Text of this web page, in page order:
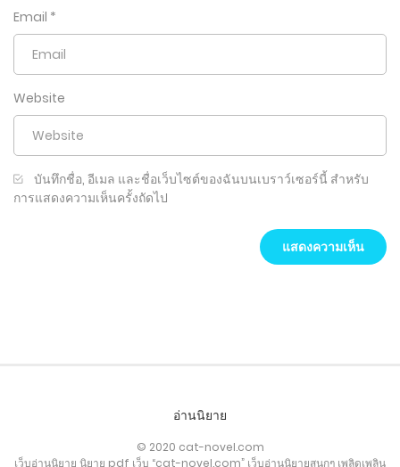
Email *
Website
บันทึกชื่อ, อีเมล และชื่อเว็บไซต์ของฉันบนเบราว์เซอร์นี้ สำหรับ
การแสดงความเห็นครั้งถัดไป
อ่านนิยาย
© 2020 cat-novel.com
เว็บอ่านนิยาย นิยาย pdf เว็บ “cat-novel.com” เว็บอ่านนิยายสนุกๆ เพลิดเพลิน